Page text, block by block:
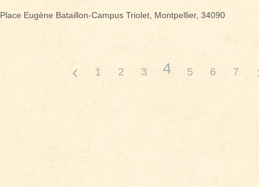
Place Eugène Bataillon-Campus Triolet, Montpellier, 34090
1 2 3 4 5 6 7